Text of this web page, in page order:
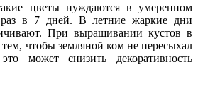
цветы нуждаются в умеренном
в 7 дней. В летние жаркие дни
При выращивании кустов в
тем, чтобы земляной ком не пересыхал
может снизить декоративность